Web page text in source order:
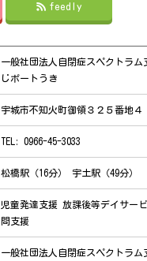
feedly
一般社団法人自閉症スペクトラム
じポートうき
宇城市不知火町御領３２５番地４
TEL: 0966-45-3033
松橋駅（16分） 宇土駅（49分）
児童発達支援 放課後等デイサー
問支援
一般社団法人自閉症スペクトラム